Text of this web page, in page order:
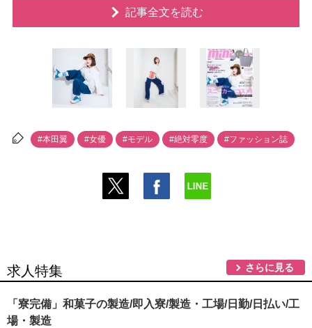
記事全文を読む
#本田翼 #女優 #モデル #絶対零度 #ファッション誌
求人特集 さらに見る
「寮完備」和菓子の製造/即入寮/製造・工場/日勤/日払い/工
場・製造